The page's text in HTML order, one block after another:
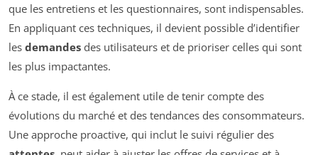
que les entretiens et les questionnaires, sont indispensables.
En appliquant ces techniques, il devient possible d’identifier
les demandes des utilisateurs et de prioriser celles qui sont
les plus impactantes.
À ce stade, il est également utile de tenir compte des
évolutions du marché et des tendances des consommateurs.
Une approche proactive, qui inclut le suivi régulier des